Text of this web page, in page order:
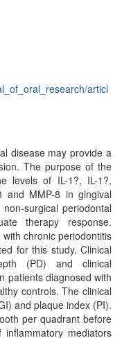
articl
disease may provide a
The purpose of the
levels of IL-1?, IL-1?,
and MMP-8 in gingival
surgical periodontal
therapy response.
chronic periodontitis
for this study. Clinical
(PD) and clinical
patients diagnosed with
controls. The clinical
and plaque index (PI).
per quadrant before
mediators